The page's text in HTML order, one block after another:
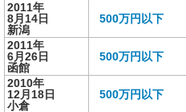
2011年
8月14日
新潟
500万円以下
2011年
6月26日
函館
500万円以下
2010年
12月18日
小倉
500万円以下